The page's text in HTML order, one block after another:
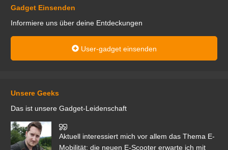
Gadget Einsenden
Informiere uns über deine Entdeckungen
User-gadget einsenden
Unsere Geeks
Das ist unsere Gadget-Leidenschaft
Aktuell interessiert mich vor allem das Thema E-
Mobilität; die neuen E-Scooter erwarte ich mit